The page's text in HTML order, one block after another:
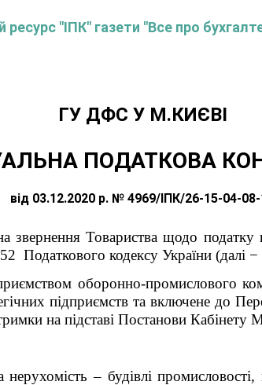
"ІПК" газети "Все про
ГУ ДФС У М.КИЄВI
ПОДАТКОВА
від 03.12.2020 р. № 4969/ІПК/26-15-04-
Товариства щодо податку
Податкового кодексу України (далі
оборонно-промислового
підприємств та включене до
на підставі Постанови Кабінету
– будівлі